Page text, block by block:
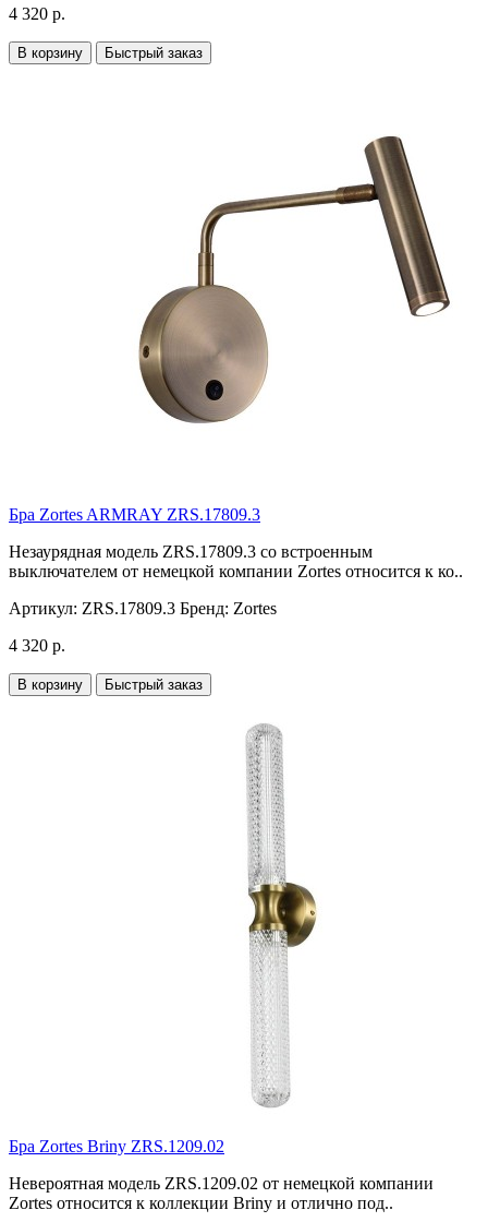
4 320 р.
В корзину Быстрый заказ
Бра Zortes ARMRAY ZRS.17809.3
Незаурядная модель ZRS.17809.3 со встроенным
выключателем от немецкой компании Zortes относится к ко..
Артикул: ZRS.17809.3 Бренд: Zortes
4 320 р.
В корзину Быстрый заказ
Бра Zortes Briny ZRS.1209.02
Невероятная модель ZRS.1209.02 от немецкой компании
Zortes относится к коллекции Briny и отлично под..